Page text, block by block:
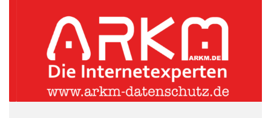
ARKM.marketing